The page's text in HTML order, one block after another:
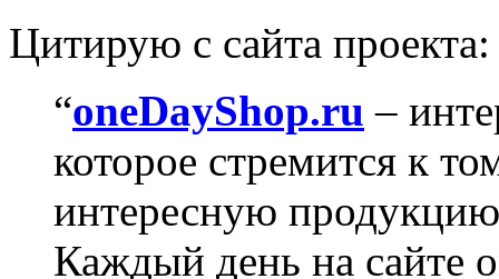
Цитирую с сайта проекта:
“oneDayShop.ru –
которое стремится к
интересную
Каждый день на сайте